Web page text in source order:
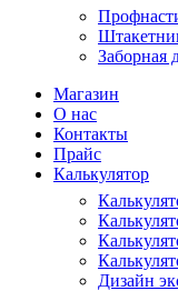
Заборная
Магазин
О нас
Контакты
Прайс
Калькулятор
Дизайн